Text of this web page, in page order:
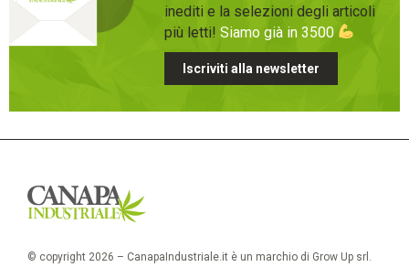
inediti e la selezioni degli articoli
più letti! Siamo già in 3500
Iscriviti alla newsletter
© copyright 2026 – CanapaIndustriale.it è un marchio di Grow Up srl.